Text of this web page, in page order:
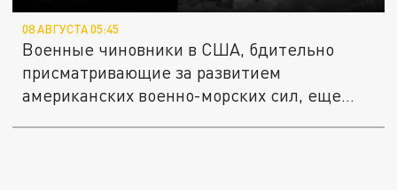
08 АВГУСТА 05:45
Военные чиновники в США, бдительно
присматривающие за развитием
американских военно-морских сил, еще